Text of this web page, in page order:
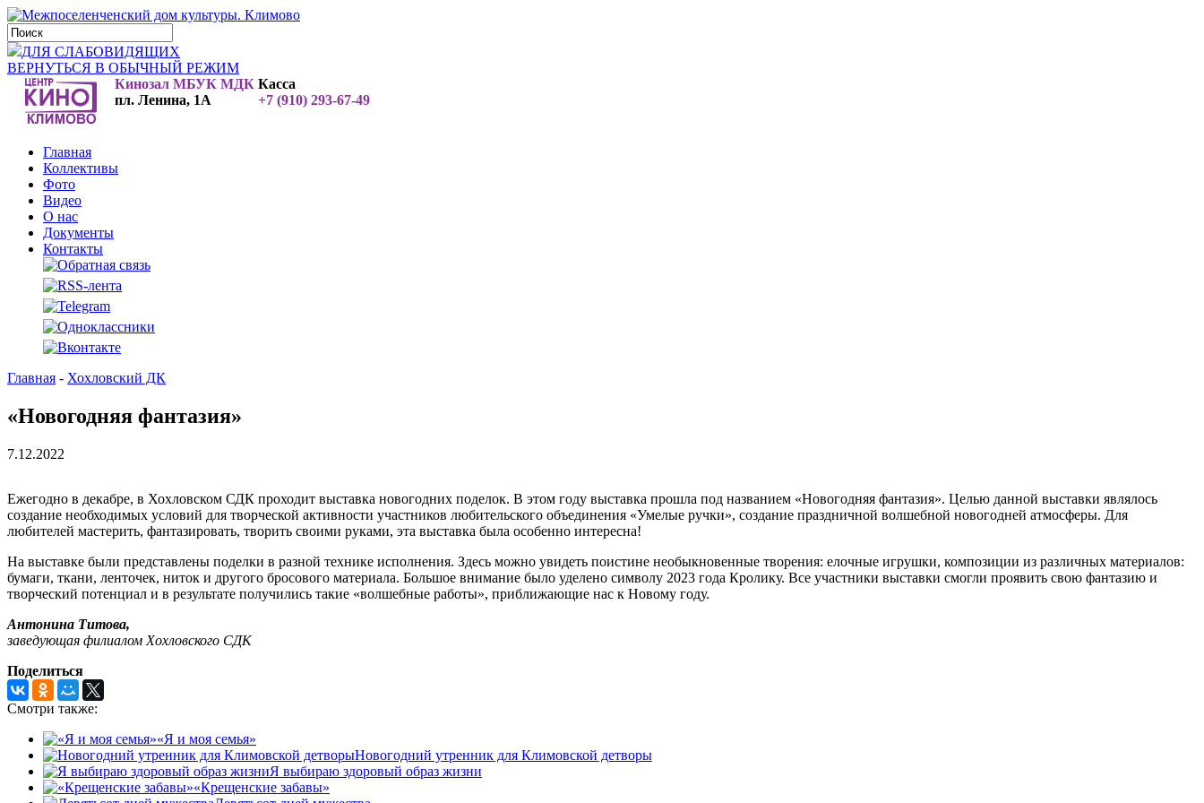
ДЛЯ СЛАБОВИДЯЩИХ
ВЕРНУТЬСЯ В ОБЫЧНЫЙ РЕЖИМ
Кинозал МБУК МДК
пл. Ленина, 1А
Касса
+7 (910) 293-67-49
Главная
Коллективы
Фото
Видео
О нас
Документы
Контакты
Главная - Хохловский ДК
«Новогодняя фантазия»
7.12.2022
Ежегодно в декабре, в Хохловском СДК проходит выставка новогодних поделок. В этом году выставка прошла под названием «Новогодняя фантазия». Целью данной выставки являлось
создание необходимых условий для творческой активности участников любительского объединения «Умелые ручки», создание праздничной волшебной новогодней атмосферы. Для
любителей мастерить, фантазировать, творить своими руками, эта выставка была особенно интересна!
На выставке были представлены поделки в разной технике исполнения. Здесь можно увидеть поистине необыкновенные творения: елочные игрушки, композиции из различных материалов:
бумаги, ткани, ленточек, ниток и другого бросового материала. Большое внимание было уделено символу 2023 года Кролику. Все участники выставки смогли проявить свою фантазию и
творческий потенциал и в результате получились такие «волшебные работы», приближающие нас к Новому году.
Антонина Титова,
заведующая филиалом Хохловского СДК
Поделиться
Смотри также:
«Я и моя семья»
Новогодний утренник для Климовской детворы
Я выбираю здоровый образ жизни
«Крещенские забавы»